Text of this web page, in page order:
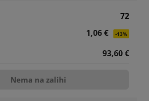
72
1,06 €
-13%
93,60 €
Nema na zalihi